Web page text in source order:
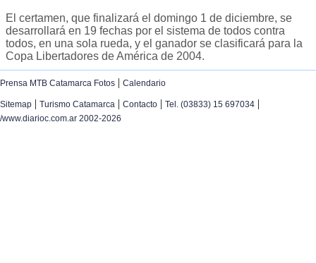
El certamen, que finalizará el domingo 1 de diciembre, se
desarrollará en 19 fechas por el sistema de todos contra
todos, en una sola rueda, y el ganador se clasificará para la
Copa Libertadores de América de 2004.
Prensa MTB Catamarca Fotos | Calendario
Sitemap | Turismo Catamarca | Contacto | Tel. (03833) 15 697034 |
/www.diarioc.com.ar 2002-2026